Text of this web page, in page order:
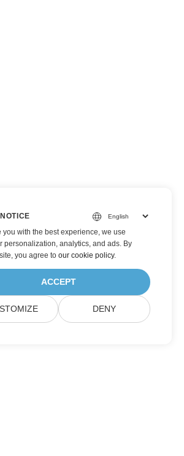
you with the best experience, we use
personalization, analytics, and ads. By
you agree to our cookie policy.
ACCEPT
DENY